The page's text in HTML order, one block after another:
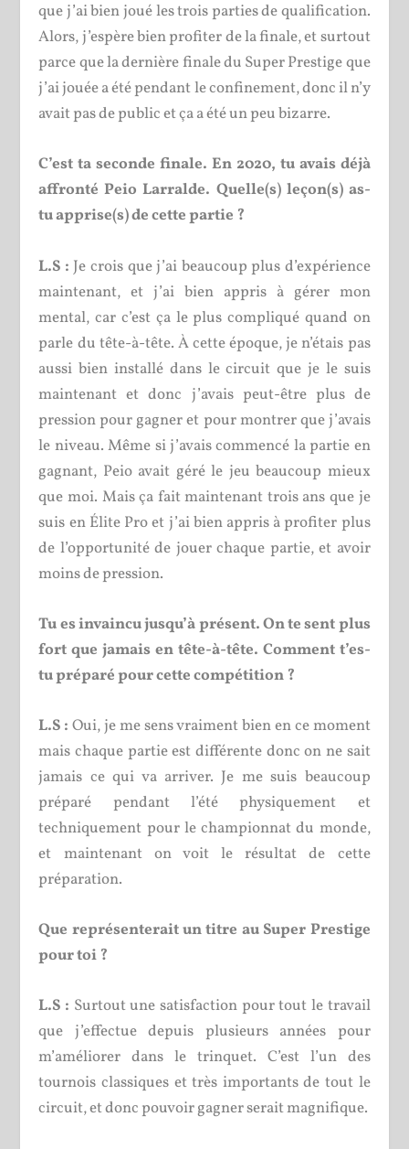
que j’ai bien joué les trois parties de qualification.
Alors, j’espère bien profiter de la finale, et surtout
parce que la dernière finale du Super Prestige que
j’ai jouée a été pendant le confinement, donc il n’y
avait pas de public et ça a été un peu bizarre.
C’est ta seconde finale. En 2020, tu avais déjà
affronté Peio Larralde. Quelle(s) leçon(s) as-
tu apprise(s) de cette partie ?
L.S : Je crois que j’ai beaucoup plus d’expérience
maintenant, et j’ai bien appris à gérer mon
mental, car c’est ça le plus compliqué quand on
parle du tête-à-tête. À cette époque, je n’étais pas
aussi bien installé dans le circuit que je le suis
maintenant et donc j’avais peut-être plus de
pression pour gagner et pour montrer que j’avais
le niveau. Même si j’avais commencé la partie en
gagnant, Peio avait géré le jeu beaucoup mieux
que moi. Mais ça fait maintenant trois ans que je
suis en Élite Pro et j’ai bien appris à profiter plus
de l’opportunité de jouer chaque partie, et avoir
moins de pression.
Tu es invaincu jusqu’à présent. On te sent plus
fort que jamais en tête-à-tête. Comment t’es-
tu préparé pour cette compétition ?
L.S : Oui, je me sens vraiment bien en ce moment
mais chaque partie est différente donc on ne sait
jamais ce qui va arriver. Je me suis beaucoup
préparé pendant l’été physiquement et
techniquement pour le championnat du monde,
et maintenant on voit le résultat de cette
préparation.
Que représenterait un titre au Super Prestige
pour toi ?
L.S : Surtout une satisfaction pour tout le travail
que j’effectue depuis plusieurs années pour
m’améliorer dans le trinquet. C’est l’un des
tournois classiques et très importants de tout le
circuit, et donc pouvoir gagner serait magnifique.